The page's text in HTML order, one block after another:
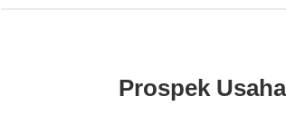
Prospek